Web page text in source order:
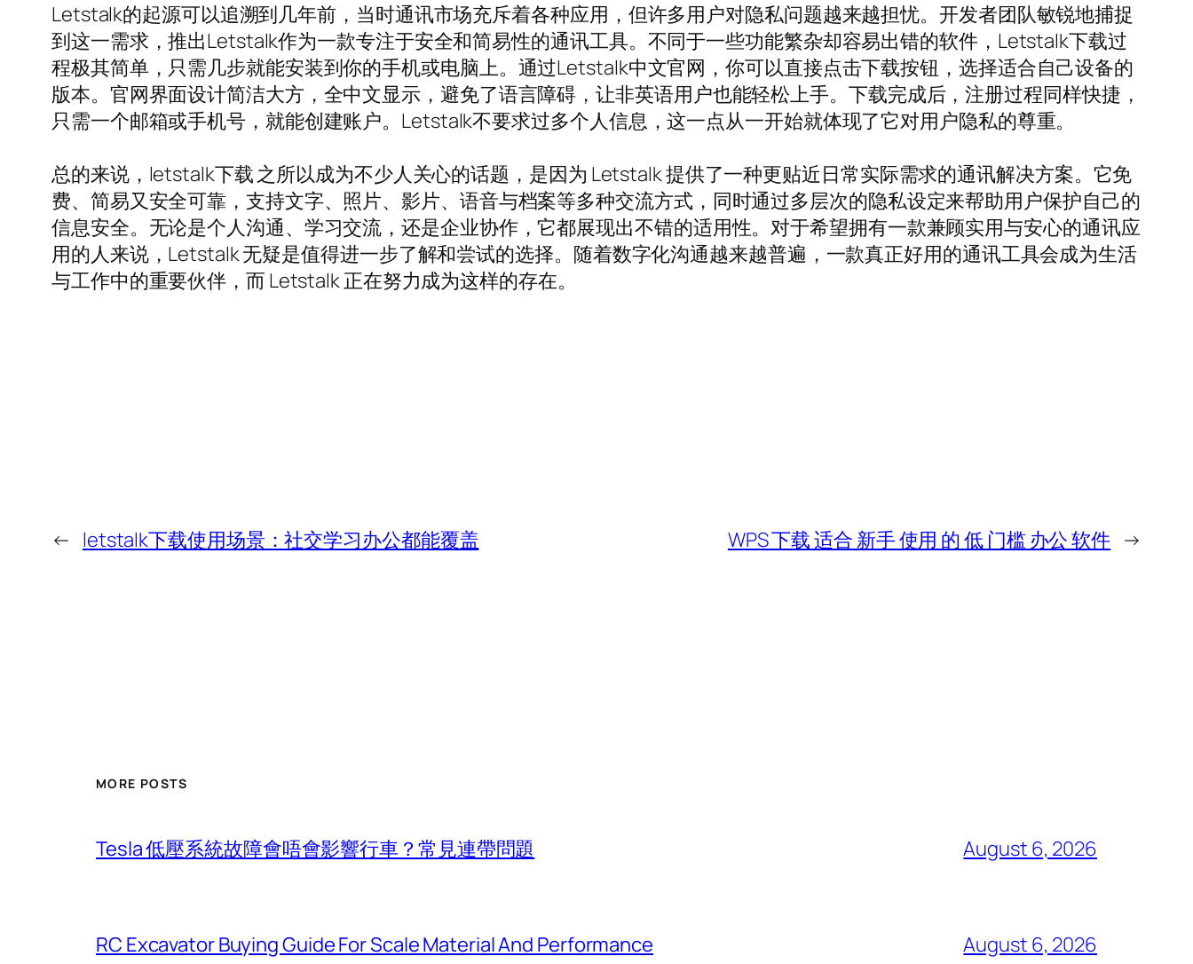
Letstalk的起源可以追溯到几年前，当时通讯市场充斥着各种应用，但许多用户对隐私问题越来越担忧。开发者团队敏锐地捕捉
到这一需求，推出Letstalk作为一款专注于安全和简易性的通讯工具。不同于一些功能繁杂却容易出错的软件，Letstalk下载过
程极其简单，只需几步就能安装到你的手机或电脑上。通过Letstalk中文官网，你可以直接点击下载按钮，选择适合自己设备的
版本。官网界面设计简洁大方，全中文显示，避免了语言障碍，让非英语用户也能轻松上手。下载完成后，注册过程同样快捷，
只需一个邮箱或手机号，就能创建账户。Letstalk不要求过多个人信息，这一点从一开始就体现了它对用户隐私的尊重。
总的来说，letstalk下载 之所以成为不少人关心的话题，是因为 Letstalk 提供了一种更贴近日常实际需求的通讯解决方案。它免
费、简易又安全可靠，支持文字、照片、影片、语音与档案等多种交流方式，同时通过多层次的隐私设定来帮助用户保护自己的
信息安全。无论是个人沟通、学习交流，还是企业协作，它都展现出不错的适用性。对于希望拥有一款兼顾实用与安心的通讯应
用的人来说，Letstalk 无疑是值得进一步了解和尝试的选择。随着数字化沟通越来越普遍，一款真正好用的通讯工具会成为生活
与工作中的重要伙伴，而 Letstalk 正在努力成为这样的存在。
← letstalk下载使用场景：社交学习办公都能覆盖 WPS 下载 适合 新手 使用 的 低 门槛 办公 软件 →
MORE POSTS
Tesla 低壓系統故障會唔會影響行車？常見連帶問題 August 6, 2026
RC Excavator Buying Guide For Scale Material And Performance August 6, 2026